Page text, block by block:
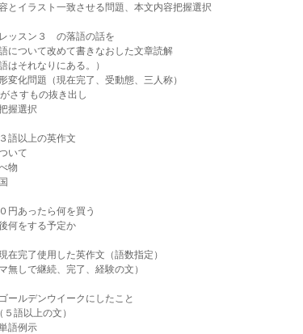
イラスト一致させる問題、本文内容把握選択
ッスン３　の落語の話を
ついて改めて書きなおした文章読解
はそれなりにある。）
変化問題（現在完了、受動態、三人称）
さすもの抜き出し
握選択
語以上の英作文
いて
物
円あったら何を買う
何をする予定か
在完了使用した英作文（語数指定）
無しで継続、完了、経験の文）
ールデンウイークにしたこと
語以上の文）
語例示